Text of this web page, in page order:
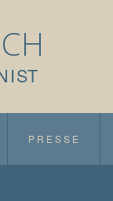
PRESSE